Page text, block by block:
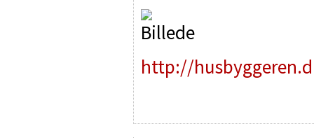
http://